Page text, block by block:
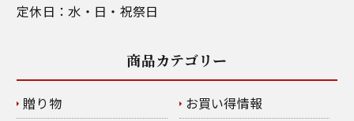
定休日：水・日・祝祭日
商品カテゴリー
贈り物
お買い得情報